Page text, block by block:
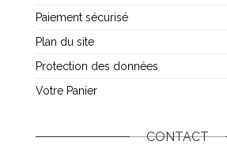
Paiement sécurisé
Plan du site
Protection des données
Votre Panier
CONTACT